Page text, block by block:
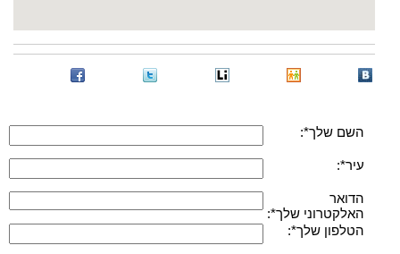
השם שלך*:
עיר*:
הדואר
האלקטרוני שלך*:
הטלפון שלך*: